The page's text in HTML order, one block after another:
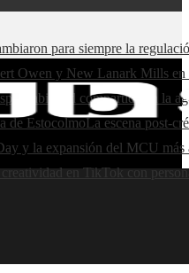
para siempre la
Owen y New Lanark Mills en
compartida en la
de EstocolmoLa escena post-
y la expansión del MCU más
en TikTok con